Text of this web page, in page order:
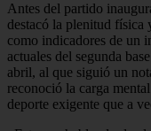
Antes del partido
destacó la plenitud física
como indicadores de un
actuales del segunda
abril, al que siguió un
reconoció la carga
deporte exigente que a